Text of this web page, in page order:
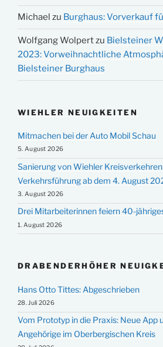
Michael zu Burghaus: Vorverkauf
Wolfgang Wolpertzu Bielsteiner
2023: Vorweihnachtliche
Bielsteiner Burghaus
WIEHLER NEUIGKEITEN
Mitmachen bei der Auto Mobil Schau
5. August 2026
Sanierung von Wiehler
Verkehrsführung ab dem 4. August
3. August 2026
Drei Mitarbeiterinnen feiern 40-
1. August 2026
DRABENDERHÖHER
Hans Otto Tittes: Abgeschrieben
28. Juli 2026
Vom Prototyp in die Praxis: Neue
Angehörige im Oberbergischen Kreis